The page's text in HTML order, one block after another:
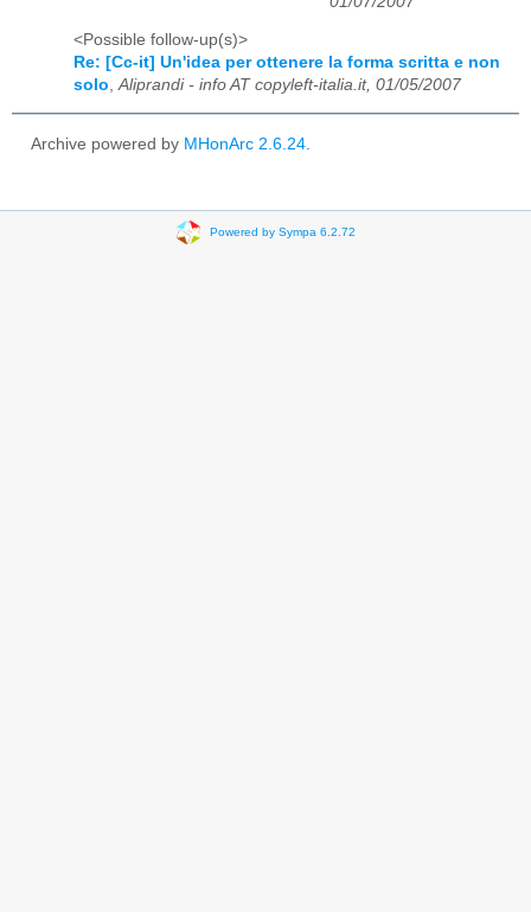
<Possible follow-up(s)>
Re: [Cc-it] Un'idea per ottenere la forma scritta e non
solo,Aliprandi - info AT copyleft-italia.it, 01/05/2007
Archive powered by MHonArc 2.6.24
Powered by Sympa 6.2.72